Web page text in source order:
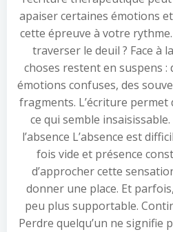
apaiser certaines émotions
cette épreuve à votre
traverser le deuil ? Face à
choses restent en suspens :
émotions confuses, des
fragments. L’écriture
ce qui semble
l’absence L’absence est
fois vide et présence
d’approcher cette
donner une place. Et
peu plus supportable.
Perdre quelqu’un ne signifie